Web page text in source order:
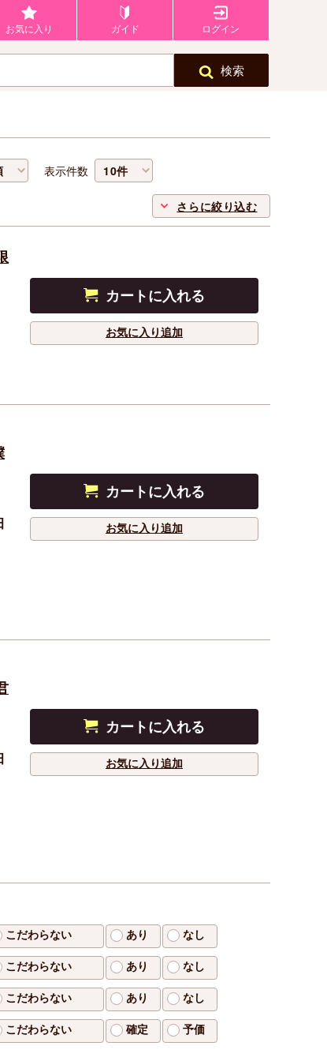
お気に入り ガイド ログイン
検索
表示件数
さらに絞り込む
カートに入れる
お気に入り追加
カートに入れる
お気に入り追加
カートに入れる
お気に入り追加
こだわらない あり なし
こだわらない あり なし
こだわらない あり なし
こだわらない 確定 予価